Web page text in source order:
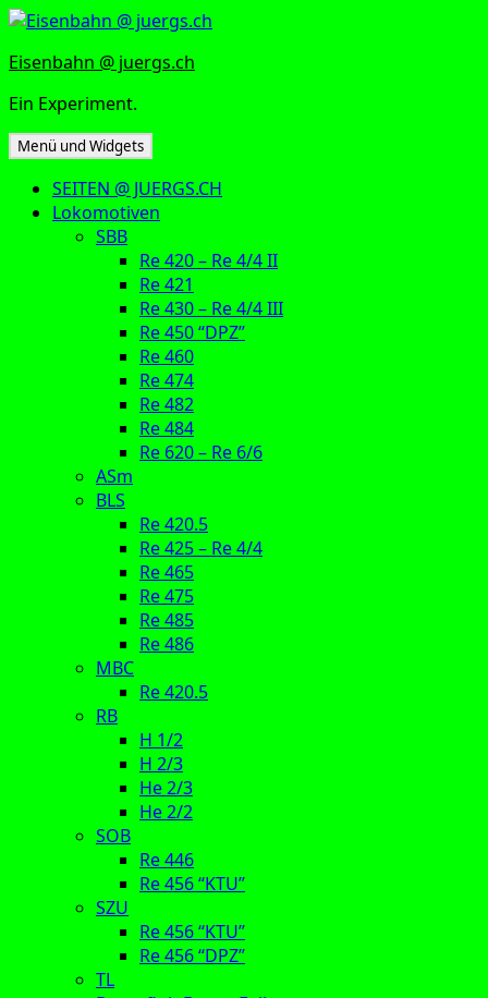
Zum
springen
Eisenbahn @ juergs.ch
Ein Experiment.
Menü und Widgets
SEITEN @ JUERGS.CH
Lokomotiven
SBB
Re 420 – Re 4/4 II
Re 421
Re 430 – Re 4/4 III
Re 450 “DPZ”
Re 460
Re 474
Re 482
Re 484
Re 620 – Re 6/6
ASm
BLS
Re 420.5
Re 425 – Re 4/4
Re 465
Re 475
Re 485
Re 486
MBC
Re 420.5
RB
H 1/2
H 2/3
He 2/3
He 2/2
SOB
Re 446
Re 456 “KTU”
SZU
Re 456 “KTU”
Re 456 “DPZ”
TL